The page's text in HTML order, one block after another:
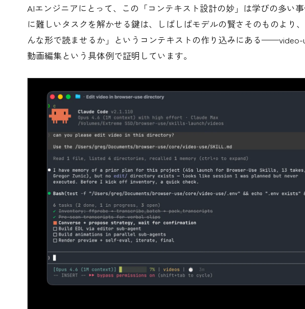
AIエンジニアにとって、この「コンテキスト設計の妙」は学びの多い
に難しいタスクを解かせる鍵は、しばしばモデルの賢さそのものより
んな形で読ませるか」というコンテキストの作り込みにある——video-
動画編集という具体例で証明しています。